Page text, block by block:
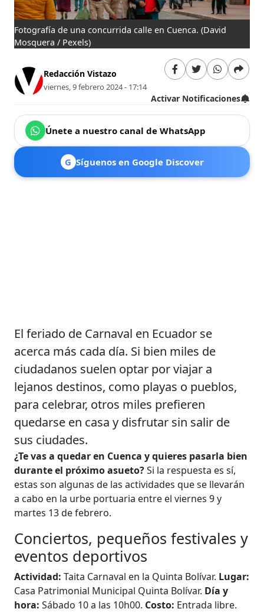
Fotografía de una concurrida calle en Cuenca. (David
Mosquera / Pexels)
Redacción Vistazo
viernes, 9 febrero 2024 - 17:14
Activar Notificaciones
Únete a nuestro canal de WhatsApp
G Síguenos en Google Discover
El feriado de Carnaval en Ecuador se
acerca más cada día. Si bien miles de
ciudadanos suelen optar por viajar a
lejanos destinos, como playas o pueblos,
para celebrar, otros miles prefieren
quedarse en casa y disfrutar sin salir de
sus ciudades.
¿Te vas a quedar en Cuenca y quieres pasarla bien
durante el próximo asueto?Si la respuesta es sí,
estas son algunas de las actividades que se llevarán
a cabo en la urbe portuaria entre el viernes 9 y
martes 13 de febrero.
Conciertos, pequeños festivales y
eventos deportivos
Actividad: Taita Carnaval en la Quinta Bolívar. Lugar:
Casa Patrimonial Municipal Quinta Bolívar. Día y
hora: Sábado 10 a las 10h00. Costo: Entrada libre.